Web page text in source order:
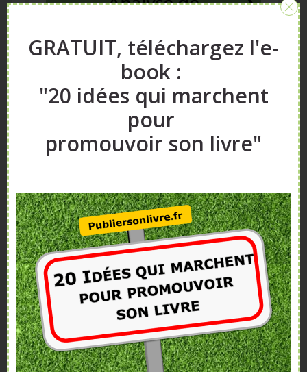
Nos services
Publier son Livrea trois missions : vous aider àécrire,
GRATUIT, téléchargez l'e-
book :
"20 idées qui marchent
pour
promouvoir son livre"